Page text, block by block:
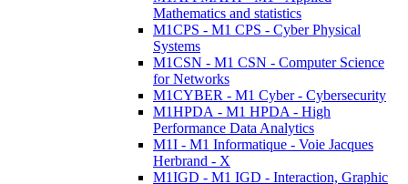
Mathematics and statistics
M1CPS - M1 CPS - Cyber Physical
Systems
M1CSN - M1 CSN - Computer Science
for Networks
M1CYBER - M1 Cyber - Cybersecurity
M1HPDA - M1 HPDA - High
Performance Data Analytics
M1I - M1 Informatique - Voie Jacques
Herbrand - X
M1IGD - M1 IGD - Interaction, Graphic